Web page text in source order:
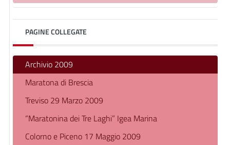
PAGINE COLLEGATE
Archivio 2009
Maratona di Brescia
Treviso 29 Marzo 2009
“Maratonina dei Tre Laghi” Igea Marina
Colorno e Piceno 17 Maggio 2009